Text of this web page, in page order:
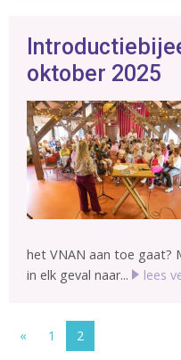
oktober 2025
het VNAN aan toe gaat?
in elk geval naar...
lees
« 1 2